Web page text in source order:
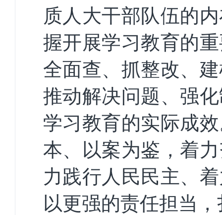
质人大干部队伍的
握开展学习教育的
全面查、抓整改、
推动解决问题、强
学习教育的实际成
本、以案为鉴，着
力践行人民民主、
以更强的责任担当